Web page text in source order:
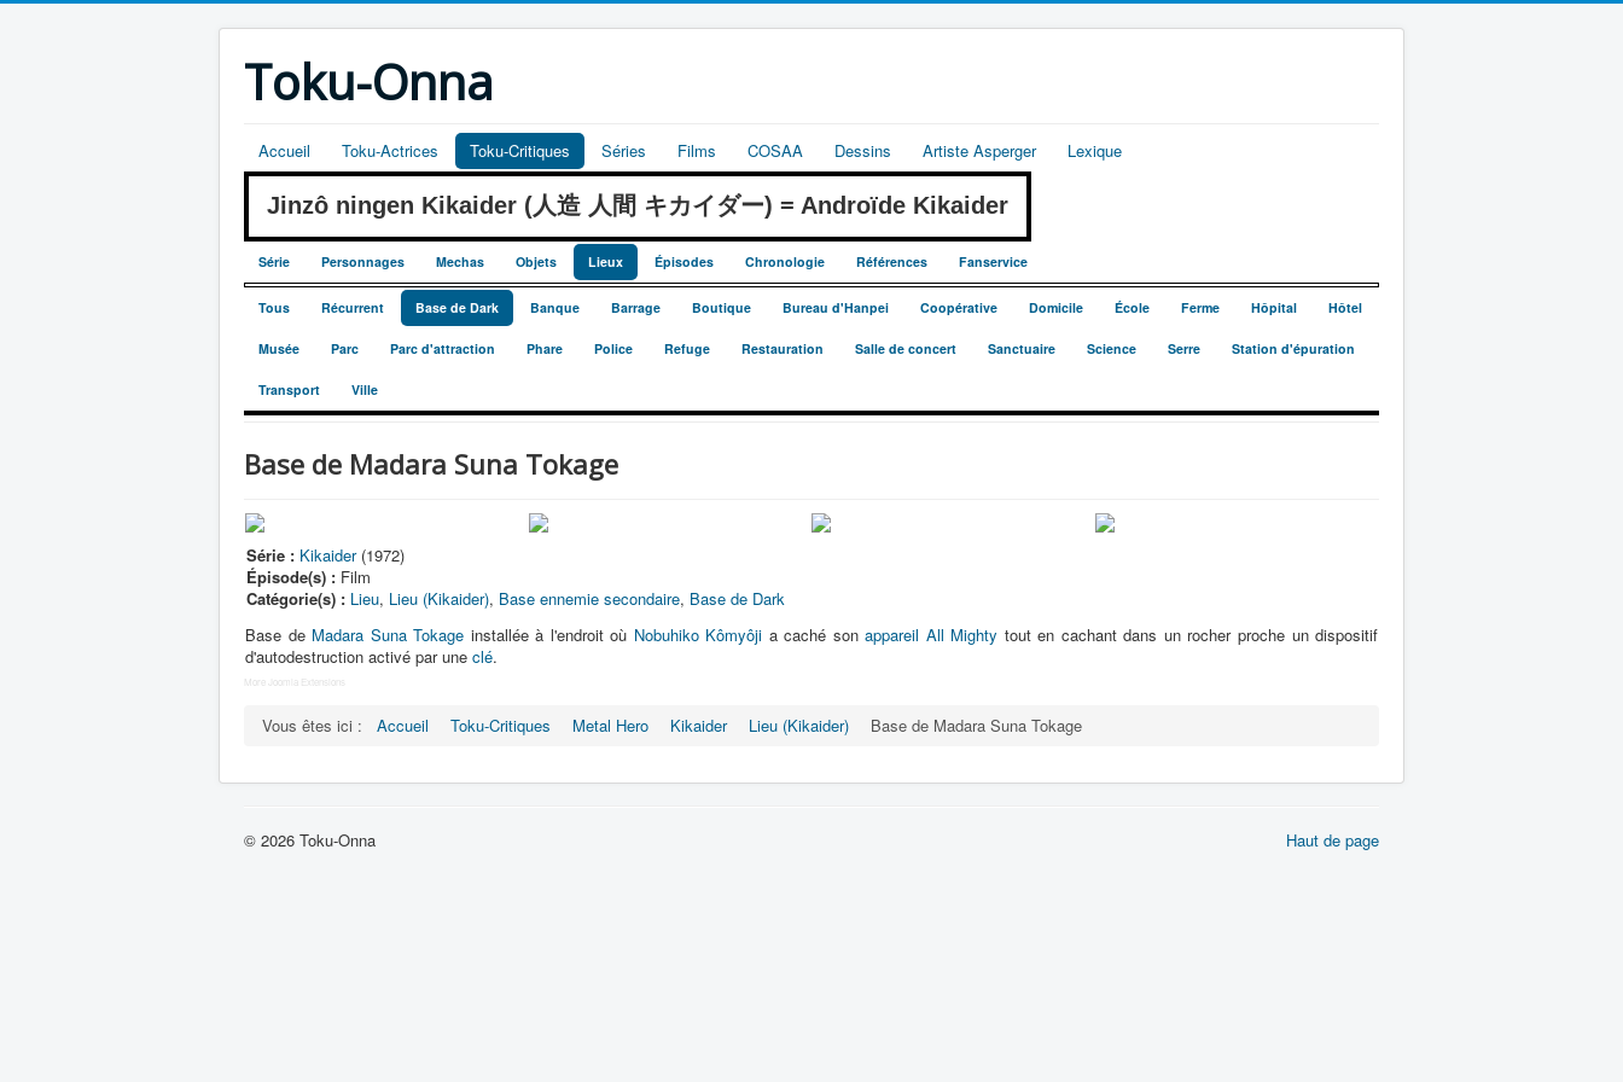
Toku-Onna
Accueil Toku-Actrices Toku-Critiques Séries Films COSAA Dessins Artiste Asperger Lexique
Jinzô ningen Kikaider (人造 人間 キカイダー) = Androïde Kikaider
Série Personnages Mechas Objets Lieux Épisodes Chronologie Références Fanservice
Tous Récurrent Base de Dark Banque Barrage Boutique Bureau d'Hanpei Coopérative Domicile École Ferme Hôpital Hôtel
Musée Parc Parc d'attraction Phare Police Refuge Restauration Salle de concert Sanctuaire Science Serre Station d'épuration
Transport Ville
Base de Madara Suna Tokage
Série : Kikaider(1972)
Épisode(s) : Film
Catégorie(s) : Lieu, Lieu (Kikaider), Base ennemie secondaire, Base de Dark
Base de Madara Suna Tokage installée à l'endroit où Nobuhiko Kômyôji a caché sonappareil All Mighty tout en cachant dans un rocher proche un dispositif
d'autodestruction activé par une clé.
More Joomla Extensions
Vous êtes ici : Accueil Toku-Critiques Metal Hero Kikaider Lieu (Kikaider) Base de Madara Suna Tokage
Haut de page
© 2026 Toku-Onna